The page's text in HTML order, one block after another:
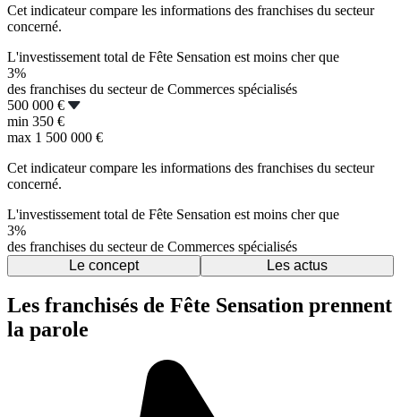
Cet indicateur compare les informations des franchises du secteur
concerné.
L'investissement total de Fête Sensation est moins cher que
3%
des franchises du secteur de Commerces spécialisés
500 000 €
min 350 €
max 1 500 000 €
Cet indicateur compare les informations des franchises du secteur
concerné.
L'investissement total de Fête Sensation est moins cher que
3%
des franchises du secteur de Commerces spécialisés
Le concept
Les actus
Les franchisés de Fête Sensation prennent
la parole